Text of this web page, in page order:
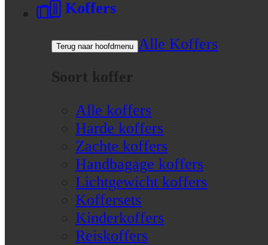
Koffers
Terug naar hoofdmenu
Alle Koffers
Soort koffer
Alle koffers
Harde koffers
Zachte koffers
Handbagage koffers
Lichtgewicht koffers
Koffersets
Kinderkoffers
Reiskoffers